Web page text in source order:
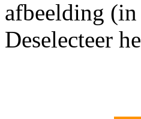
afbeelding
Deselecteer